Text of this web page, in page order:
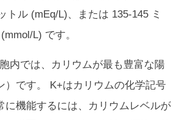
トル (mEq/L)、または 135-145 ミ
L) です。
内では、カリウムが最も豊富な陽
）です。 K+はカリウムの化学記号
に機能するには、カリウムレベルが